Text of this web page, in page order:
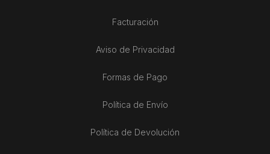
Facturación
Aviso de Privacidad
Formas de Pago
Política de Envío
Política de Devolución